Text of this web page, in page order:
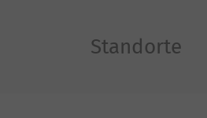
Standorte